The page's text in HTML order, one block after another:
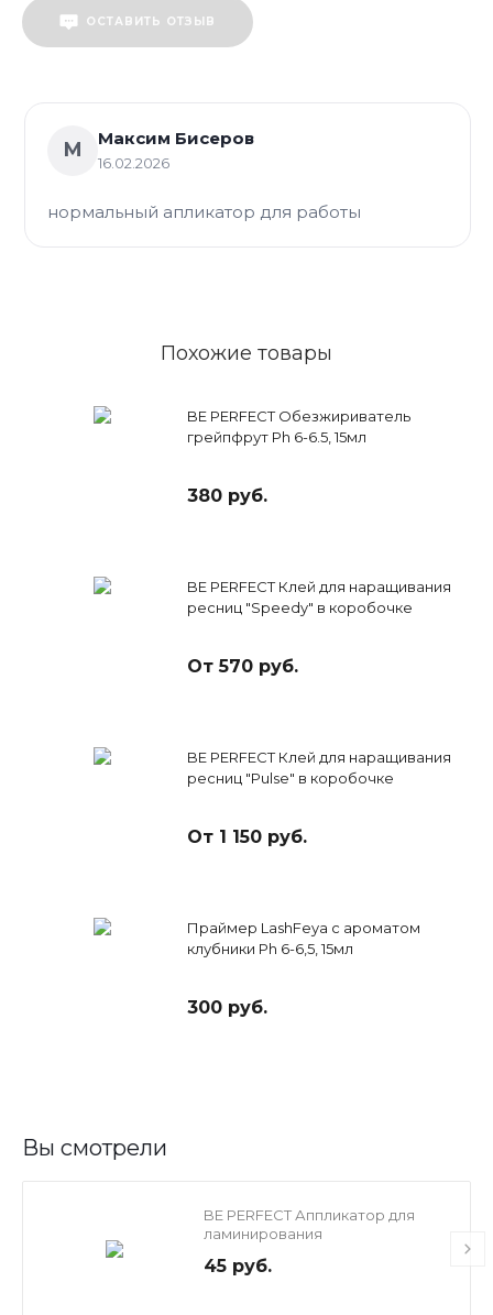
ОСТАВИТЬ ОТЗЫВ
М Максим Бисеров
16.02.2026
нормальный апликатор для работы
Похожие товары
BE PERFECT Обезжириватель
грейпфрут Ph 6-6.5, 15мл
380 руб.
BE PERFECT Клей для наращивания
ресниц "Speedy" в коробочке
От 570 руб.
BE PERFECT Клей для наращивания
ресниц "Pulse" в коробочке
От 1 150 руб.
Праймер LashFeya с ароматом
клубники Ph 6-6,5, 15мл
300 руб.
Вы смотрели
BE PERFECT Аппликатор для
ламинирования
45 руб.